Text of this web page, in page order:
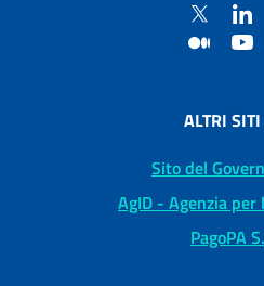
ALTRI
Sito del
AgID - Agenzia
PagoPA